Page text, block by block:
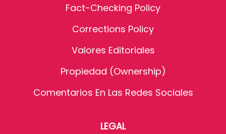
Fact-Checking Policy
Corrections Policy
Valores Editoriales
Propiedad (Ownership)
Comentarios En Las Redes Sociales
LEGAL